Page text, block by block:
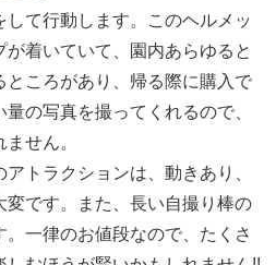
して行動します。このヘルメッ
が着いていて、園内あらゆると
ところがあり、帰る際に購入で
の写真を撮ってくれるので、
せん。
トラクションは、動きあり、
変です。また、長い自撮り棒の
一律のお値段なので、たくさ